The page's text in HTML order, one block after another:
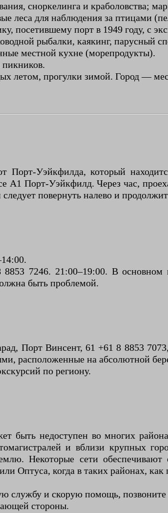
сноркелинга и краболовства;
леса для наблюдения за птицами
посетившему порт в 1949 году, с
рыбалки, каякинг, парусный
местной кухне (морепродукты).
летом, прогулки зимой. Город —
Порт-Уэйкфилда, который
А1 Порт-Уэйкфилд. Через час,
повернуть налево и
7246. 21:00–19:00. В основном
быть проблемой.
Порт Винсент, 61 +61 8 8853
расположенные на абсолютной
по региону.
быть недоступен во многих
и вблизи крупных
Некоторые сети
Оптуса, когда в таких районах, как
и скорую помощь, позвоните
стороны.